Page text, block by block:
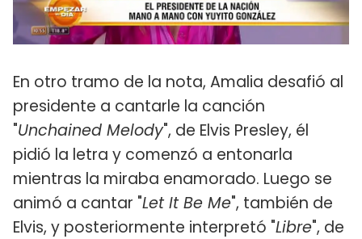
En otro tramo de la nota, Amalia desafió al
presidente a cantarle la canción
"Unchained Melody", de Elvis Presley, él
pidió la letra y comenzó a entonarla
mientras la miraba enamorado. Luego se
animó a cantar "Let It Be Me", también de
Elvis, y posteriormente interpretó "Libre", de